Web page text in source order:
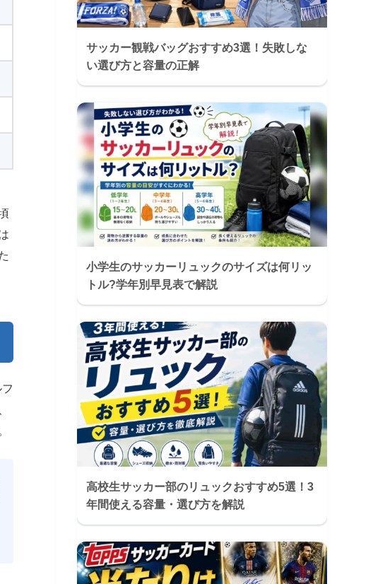
サッカー観戦バッグおすすめ3選！失敗しな
い選び方と容量の正解
小学生のサッカーリュックのサイズは何リッ
トル?学年別早見表で解説
高校生サッカー部のリュックおすすめ5選！3
年間使える容量・選び方を解説